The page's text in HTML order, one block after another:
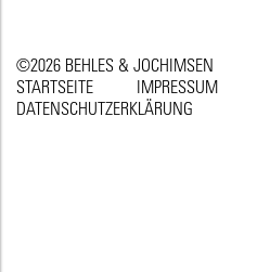
©2026 BEHLES & JOCHIMSEN
STARTSEITE
IMPRESSUM
DATENSCHUTZERKLÄRUNG